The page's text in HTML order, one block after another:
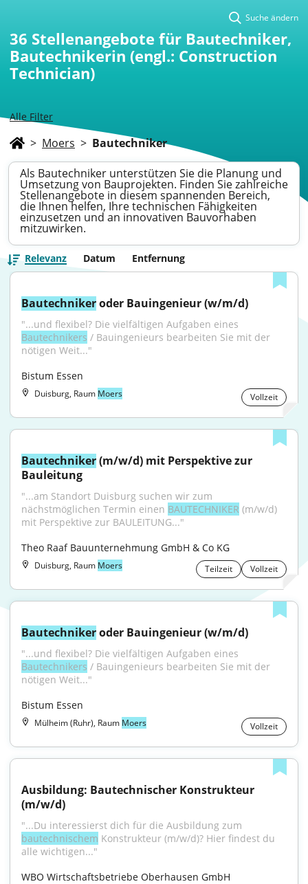
Alle Filter
Suche ändern
36 Stellenangebote für Bautechniker,
Bautechnikerin (engl.: Construction
Technician)
> Moers > Bautechniker
Als Bautechniker unterstützen Sie die Planung und
Umsetzung von Bauprojekten. Finden Sie zahlreiche
Stellenangebote in diesem spannenden Bereich,
die Ihnen helfen, Ihre technischen Fähigkeiten
einzusetzen und an innovativen Bauvorhaben
mitzuwirken.
Relevanz Datum Entfernung
Bautechniker oder Bauingenieur (w/m/d)
Bautechnikers / Bauingenieurs bearbeiten Sie mit der
nötigen Weit..."
Bistum Essen
Duisburg, Raum Moers Vollzeit
Bautechniker (m/w/d) mit Perspektive zur
Bauleitung
"...am Standort Duisburg suchen wir zum
nächstmöglichen Termin einen BAUTECHNIKER (m/w/d)
mit Perspektive zur BAULEITUNG..."
Theo Raaf Bauunternehmung GmbH & Co KG
Duisburg, Raum Moers Teilzeit Vollzeit
Bautechniker oder Bauingenieur (w/m/d)
Bautechnikers / Bauingenieurs bearbeiten Sie mit der
nötigen Weit..."
Bistum Essen
Mülheim (Ruhr), Raum Moers Vollzeit
Ausbildung: Bautechnischer Konstrukteur
(m/w/d)
bautechnischem Konstrukteur (m/w/d)? Hier findest du
alle wichtigen..."
WBO Wirtschaftsbetriebe Oberhausen GmbH